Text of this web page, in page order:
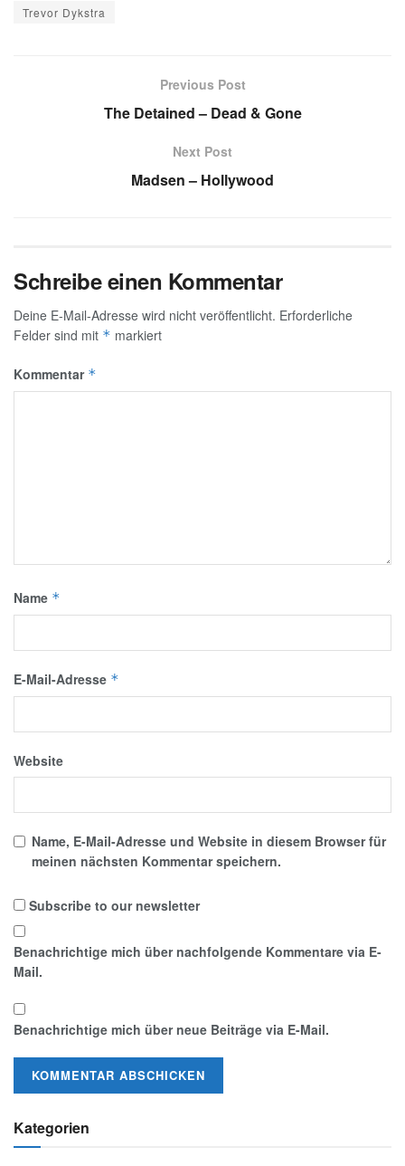
Trevor Dykstra
Previous Post
The Detained – Dead & Gone
Next Post
Madsen – Hollywood
Schreibe einen Kommentar
Deine E-Mail-Adresse wird nicht veröffentlicht. Erforderliche
Felder sind mit * markiert
Kommentar *
Name *
E-Mail-Adresse *
Website
Name, E-Mail-Adresse und Website in diesem Browser für
meinen nächsten Kommentar speichern.
Subscribe to our newsletter
Benachrichtige mich über nachfolgende Kommentare via E-
Mail.
Benachrichtige mich über neue Beiträge via E-Mail.
Kategorien